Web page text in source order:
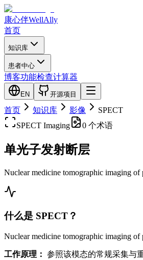
康心伴WellAlly
首页
知识库
患者中心
博客功能检查计算器
EN 开源项目
首页 知识库 影像
SPECT
SPECT Imaging 0 个术语
单光子发射断层
Nuclear medicine tomographic imaging of
什么是 SPECT？
Nuclear medicine tomographic imaging of
工作原理： 参照该模态的常规采集与